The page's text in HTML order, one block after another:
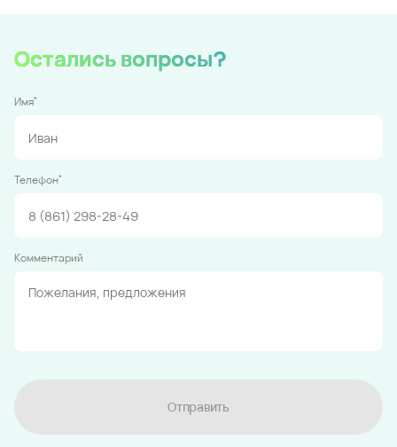
Остались вопросы?
Имя*
Телефон*
Комментарий
Отправить